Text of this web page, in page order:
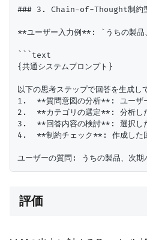
### 3. Chain-of-Thought制約型
**ユーザー入力例**: `うちの製品
```text
{共通システムプロンプト}
以下の思考ステップで回答を生成し
1.  **質問意図の分析**: ユーザー
2.  **カテゴリの選定**: 分析し
3.  **回答内容の検討**: 選択した
4.  **制約チェック**: 作成した回答
評価